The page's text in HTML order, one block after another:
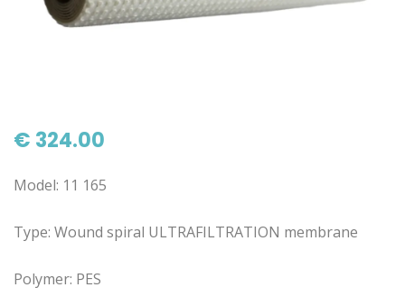
€ 324.00
Model: 11 165
Type: Wound spiral ULTRAFILTRATION membrane
Polymer: PES